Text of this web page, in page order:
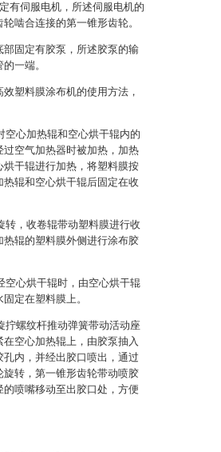
有伺服电机，所述伺服电机的
啮合连接的第一锥形齿轮。
固定有胶泵，所述胶泵的输
一端。
塑料膜涂布机的使用方法，
空心加热辊和空心烘干辊内的
空气加热器时被加热，加热
干辊进行加热，将塑料膜按
辊和空心烘干辊后固定在收
转，收卷辊带动塑料膜进行收
辊的塑料膜外侧进行涂布胶
空心烘干辊时，由空心烘干辊
定在塑料膜上。
拧螺纹杆推动弹簧带动活动座
空心加热辊上，由胶泵抽入
内，并经出胶口喷出，通过
转，第一锥形齿轮带动喷胶
喷嘴移动至出胶口处，方便